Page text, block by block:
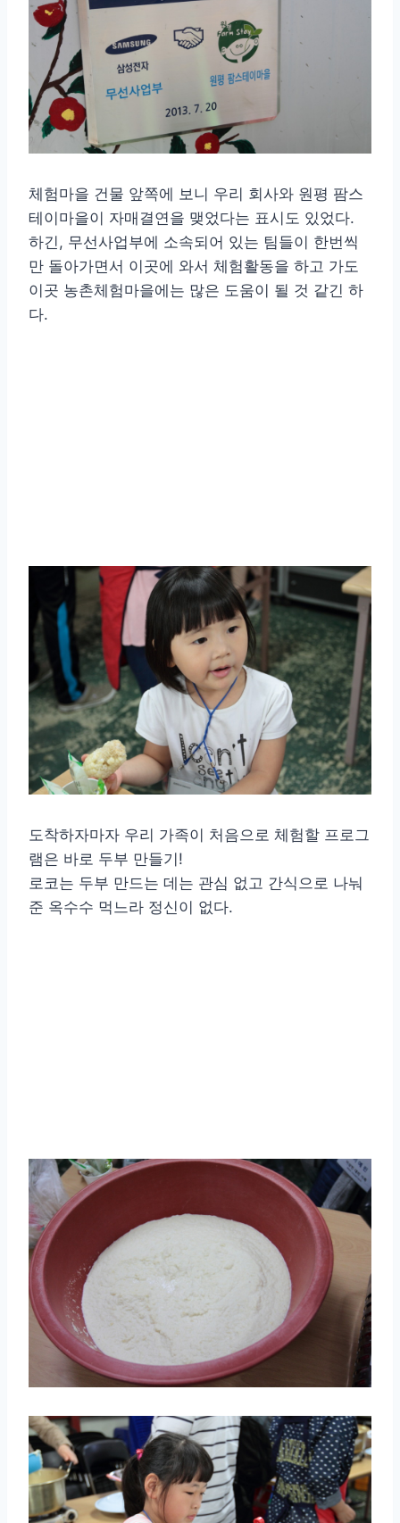
체험마을 건물 앞쪽에 보니 우리 회사와 원평 팜스
테이마을이 자매결연을 맺었다는 표시도 있었다.
하긴, 무선사업부에 소속되어 있는 팀들이 한번씩
만 돌아가면서 이곳에 와서 체험활동을 하고 가도
이곳 농촌체험마을에는 많은 도움이 될 것 같긴 하
다.
도착하자마자 우리 가족이 처음으로 체험할 프로그
램은 바로 두부 만들기!
로코는 두부 만드는 데는 관심 없고 간식으로 나눠
준 옥수수 먹느라 정신이 없다.